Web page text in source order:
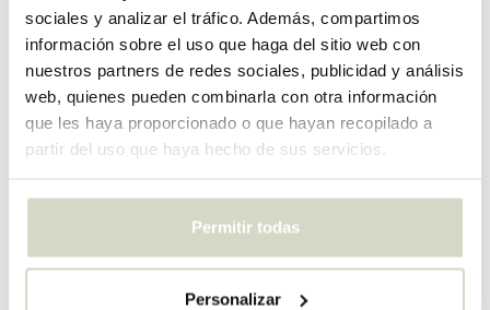
sociales y analizar el tráfico. Además, compartimos
información sobre el uso que haga del sitio web con
nuestros partners de redes sociales, publicidad y análisis
web, quienes pueden combinarla con otra información
que les haya proporcionado o que hayan recopilado a
partir del uso que haya hecho de sus servicios.
Permitir todas
Personalizar
Nordal
Espejo Tura L
€550,00 €412,50
IVA incluido
Nordal
espejo falco
€899,00 €674,25
IVA incluido